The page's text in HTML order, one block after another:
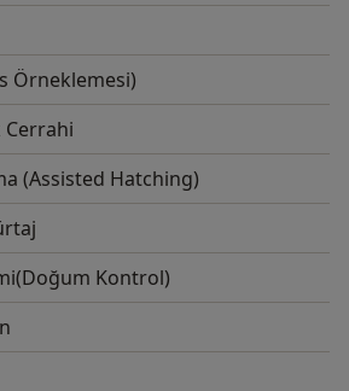
Örneklemesi)
Cerrahi
(Assisted Hatching)
Kontrol)